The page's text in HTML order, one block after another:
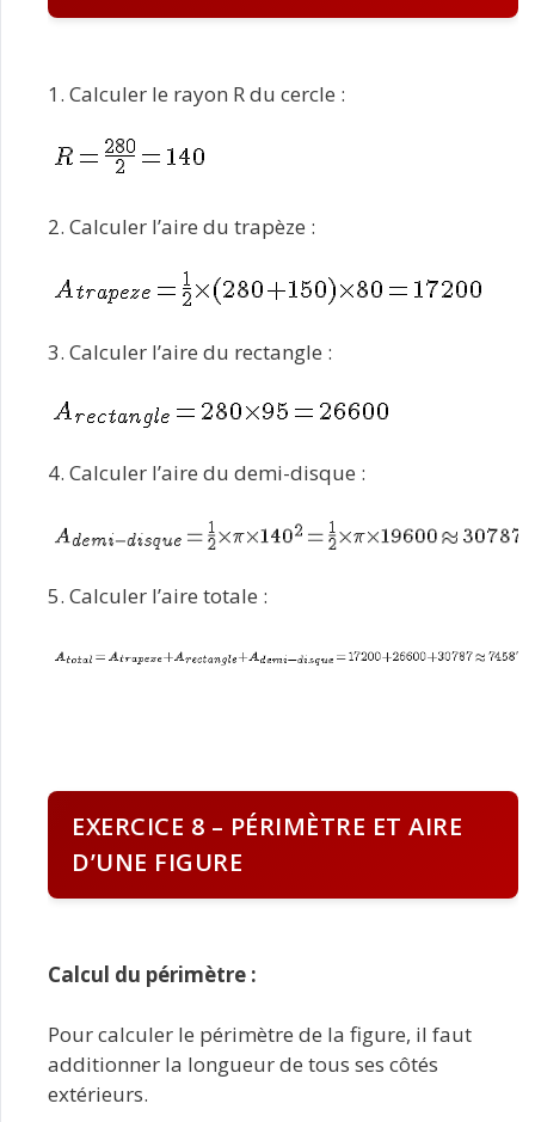
1. Calculer le rayon R du cercle :
2. Calculer l’aire du trapèze :
3. Calculer l’aire du rectangle :
4. Calculer l’aire du demi-disque :
5. Calculer l’aire totale :
EXERCICE 8 – PÉRIMÈTRE ET AIRE
D’UNE FIGURE
Calcul du périmètre :
Pour calculer le périmètre de la figure, il faut
additionner la longueur de tous ses côtés
extérieurs.